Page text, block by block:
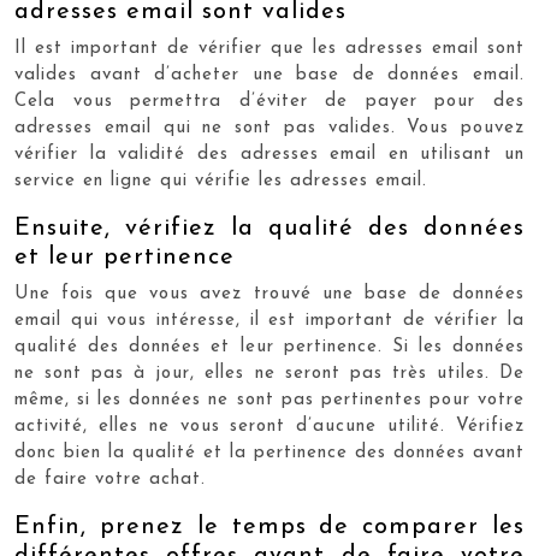
adresses email sont valides
Il est important de vérifier que les adresses email sont
valides avant d’acheter une base de données email.
Cela vous permettra d’éviter de payer pour des
adresses email qui ne sont pas valides. Vous pouvez
vérifier la validité des adresses email en utilisant un
service en ligne qui vérifie les adresses email.
Ensuite, vérifiez la qualité des données
et leur pertinence
Une fois que vous avez trouvé une base de données
email qui vous intéresse, il est important de vérifier la
qualité des données et leur pertinence. Si les données
ne sont pas à jour, elles ne seront pas très utiles. De
même, si les données ne sont pas pertinentes pour votre
activité, elles ne vous seront d’aucune utilité. Vérifiez
donc bien la qualité et la pertinence des données avant
de faire votre achat.
Enfin, prenez le temps de comparer les